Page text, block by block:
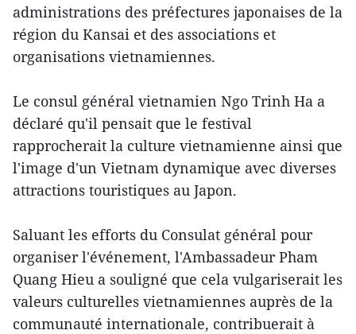
administrations des préfectures japonaises de la
région du Kansai et des associations et
organisations vietnamiennes.
Le consul général vietnamien Ngo Trinh Ha a
déclaré qu'il pensait que le festival
rapprocherait la culture vietnamienne ainsi que
l'image d'un Vietnam dynamique avec diverses
attractions touristiques au Japon.
Saluant les efforts du Consulat général pour
organiser l'événement, l'Ambassadeur Pham
Quang Hieu a souligné que cela vulgariserait les
valeurs culturelles vietnamiennes auprès de la
communauté internationale, contribuerait à